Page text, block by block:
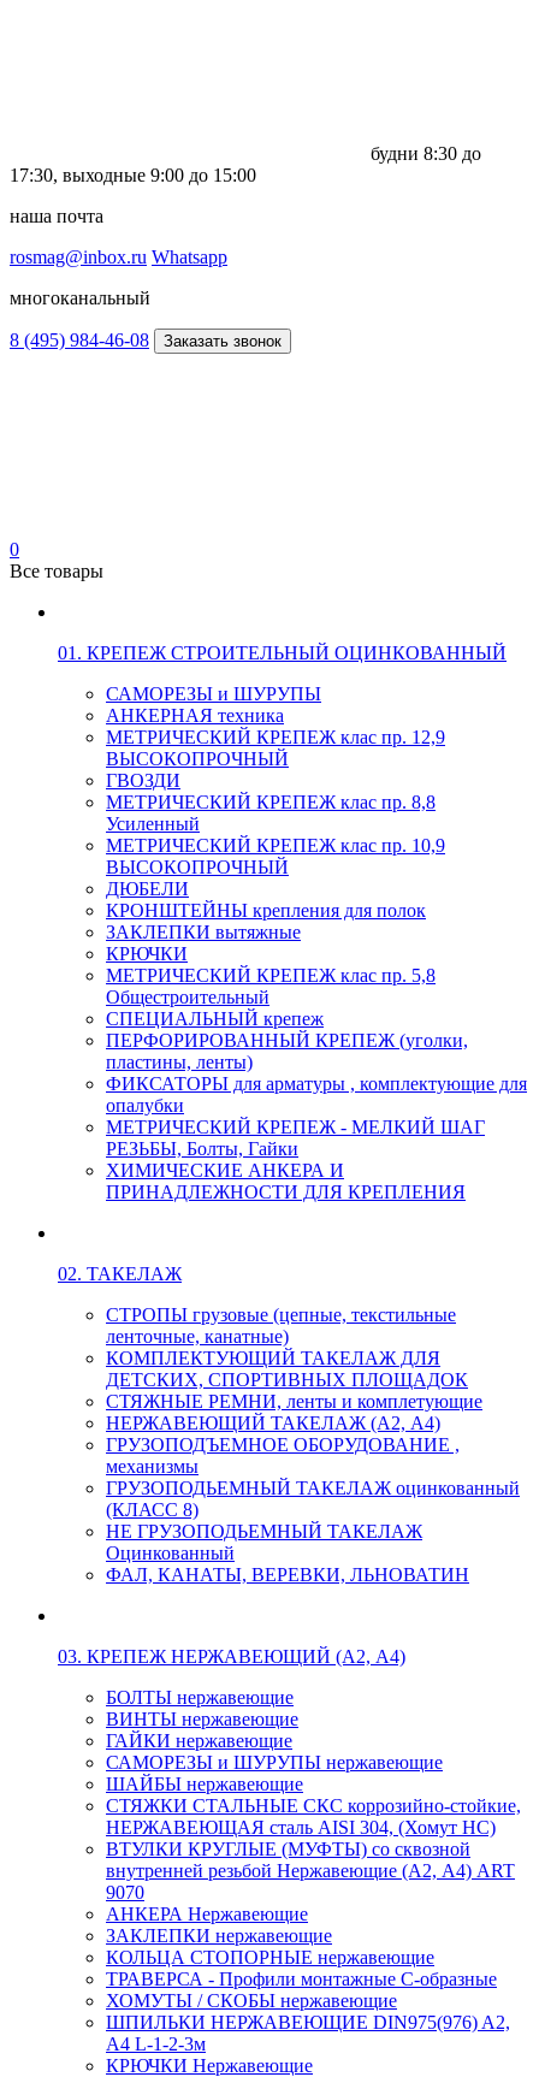
будни 8:30 до
17:30, выходные 9:00 до 15:00
наша почта
rosmag@inbox.ru Whatsapp
многоканальный
8 (495) 984-46-08 Заказать звонок
0
Все товары
01. КРЕПЕЖ СТРОИТЕЛЬНЫЙ ОЦИНКОВАННЫЙ
САМОРЕЗЫ и ШУРУПЫ
АНКЕРНАЯ техника
МЕТРИЧЕСКИЙ КРЕПЕЖ клас пр. 12,9
ВЫСОКОПРОЧНЫЙ
ГВОЗДИ
МЕТРИЧЕСКИЙ КРЕПЕЖ клас пр. 8,8
Усиленный
МЕТРИЧЕСКИЙ КРЕПЕЖ клас пр. 10,9
ВЫСОКОПРОЧНЫЙ
ДЮБЕЛИ
КРОНШТЕЙНЫ крепления для полок
ЗАКЛЕПКИ вытяжные
КРЮЧКИ
МЕТРИЧЕСКИЙ КРЕПЕЖ клас пр. 5,8
Общестроительный
СПЕЦИАЛЬНЫЙ крепеж
ПЕРФОРИРОВАННЫЙ КРЕПЕЖ (уголки,
пластины, ленты)
ФИКСАТОРЫ для арматуры , комплектующие для
опалубки
МЕТРИЧЕСКИЙ КРЕПЕЖ - МЕЛКИЙ ШАГ
РЕЗЬБЫ, Болты, Гайки
ХИМИЧЕСКИЕ АНКЕРА И
ПРИНАДЛЕЖНОСТИ ДЛЯ КРЕПЛЕНИЯ
02. ТАКЕЛАЖ
СТРОПЫ грузовые (цепные, текстильные
ленточные, канатные)
КОМПЛЕКТУЮЩИЙ ТАКЕЛАЖ ДЛЯ
ДЕТСКИХ, СПОРТИВНЫХ ПЛОЩАДОК
СТЯЖНЫЕ РЕМНИ, ленты и комплетующие
НЕРЖАВЕЮЩИЙ ТАКЕЛАЖ (А2, А4)
ГРУЗОПОДЪЕМНОЕ ОБОРУДОВАНИЕ ,
механизмы
ГРУЗОПОДЬЕМНЫЙ ТАКЕЛАЖ оцинкованный
(КЛАСС 8)
НЕ ГРУЗОПОДЬЕМНЫЙ ТАКЕЛАЖ
Оцинкованный
ФАЛ, КАНАТЫ, ВЕРЕВКИ, ЛЬНОВАТИН
03. КРЕПЕЖ НЕРЖАВЕЮЩИЙ (А2, А4)
БОЛТЫ нержавеющие
ВИНТЫ нержавеющие
ГАЙКИ нержавеющие
САМОРЕЗЫ и ШУРУПЫ нержавеющие
ШАЙБЫ нержавеющие
СТЯЖКИ СТАЛЬНЫЕ СКС коррозийно-стойкие,
НЕРЖАВЕЮЩАЯ сталь AISI 304, (Хомут НС)
ВТУЛКИ КРУГЛЫЕ (МУФТЫ) со сквозной
внутренней резьбой Нержавеющие (А2, А4) ART
9070
АНКЕРА Нержавеющие
ЗАКЛЕПКИ нержавеющие
КОЛЬЦА СТОПОРНЫЕ нержавеющие
ТРАВЕРСА - Профили монтажные С-образные
ХОМУТЫ / СКОБЫ нержавеющие
ШПИЛЬКИ НЕРЖАВЕЮЩИЕ DIN975(976) A2,
А4 L-1-2-3м
КРЮЧКИ Нержавеющие